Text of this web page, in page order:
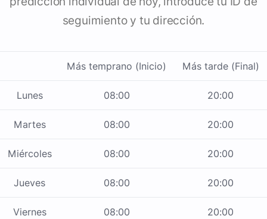
seguimiento y tu dirección.
Más temprano (Inicio) Más tarde (Final)
Lunes 08:00 20:00
Martes 08:00 20:00
Miércoles 08:00 20:00
Jueves 08:00 20:00
Viernes 08:00 20:00